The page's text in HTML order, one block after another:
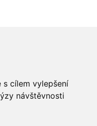
cílem vylepšení
návštěvnosti